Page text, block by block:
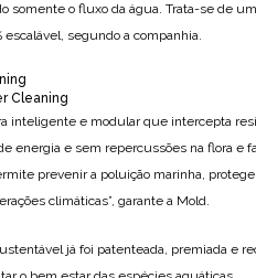
somente o fluxo da água. Trata-se de
escalável, segundo a companhia.
Cleaning
inteligente e modular que intercepta
energia e sem repercussões na flora e
prevenir a poluição marinha,
climáticas”, garante a Mold.
já foi patenteada, premiada e